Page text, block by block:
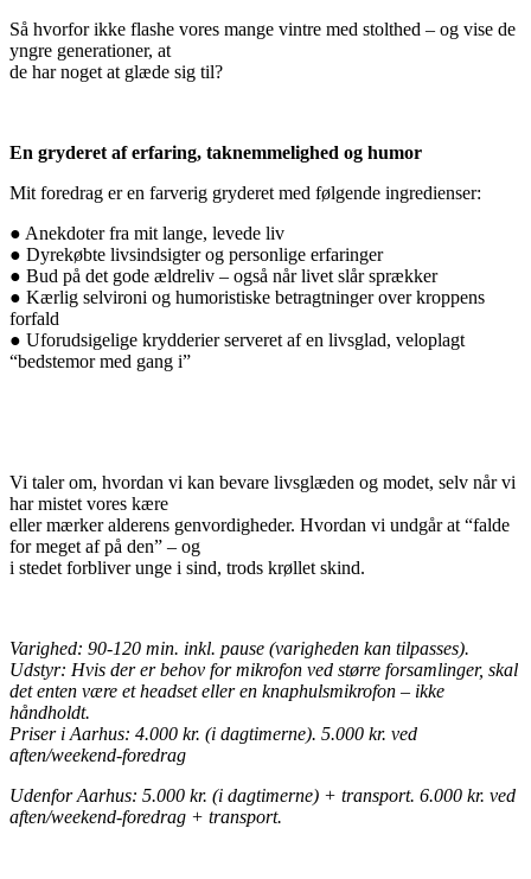
Så hvorfor ikke flashe vores mange vintre med stolthed – og vise de
yngre generationer, at
de har noget at glæde sig til?
En gryderet af erfaring, taknemmelighed og humor
Mit foredrag er en farverig gryderet med følgende ingredienser:
● Anekdoter fra mit lange, levede liv
● Dyrekøbte livsindsigter og personlige erfaringer
● Bud på det gode ældreliv – også når livet slår sprækker
● Kærlig selvironi og humoristiske betragtninger over kroppens
forfald
● Uforudsigelige krydderier serveret af en livsglad, veloplagt
“bedstemor med gang i”
Vi taler om, hvordan vi kan bevare livsglæden og modet, selv når vi
har mistet vores kære
eller mærker alderens genvordigheder. Hvordan vi undgår at “falde
for meget af på den” – og
i stedet forbliver unge i sind, trods krøllet skind.
Varighed: 90-120 min. inkl. pause (varigheden kan tilpasses).
Udstyr: Hvis der er behov for mikrofon ved større forsamlinger, skal
det enten være et headset eller en knaphulsmikrofon – ikke
håndholdt.
Priser i Aarhus: 4.000 kr. (i dagtimerne). 5.000 kr. ved
aften/weekend-foredrag
Udenfor Aarhus: 5.000 kr. (i dagtimerne) + transport. 6.000 kr. ved
aften/weekend-foredrag + transport.